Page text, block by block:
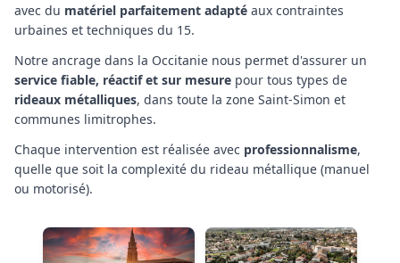
avec du matériel parfaitement adapté aux contraintes
urbaines et techniques du 15.
Notre ancrage dans la Occitanie nous permet d'assurer un
service fiable, réactif et sur mesure pour tous types de
rideaux métalliques, dans toute la zone Saint-Simon et
communes limitrophes.
Chaque intervention est réalisée avec professionnalisme,
quelle que soit la complexité du rideau métallique (manuel
ou motorisé).
Dépannage rideau
BRUGUIÈRES
Dépannage rideau
CASTANET-TOLOSAN
métallique
CASTELGINEST